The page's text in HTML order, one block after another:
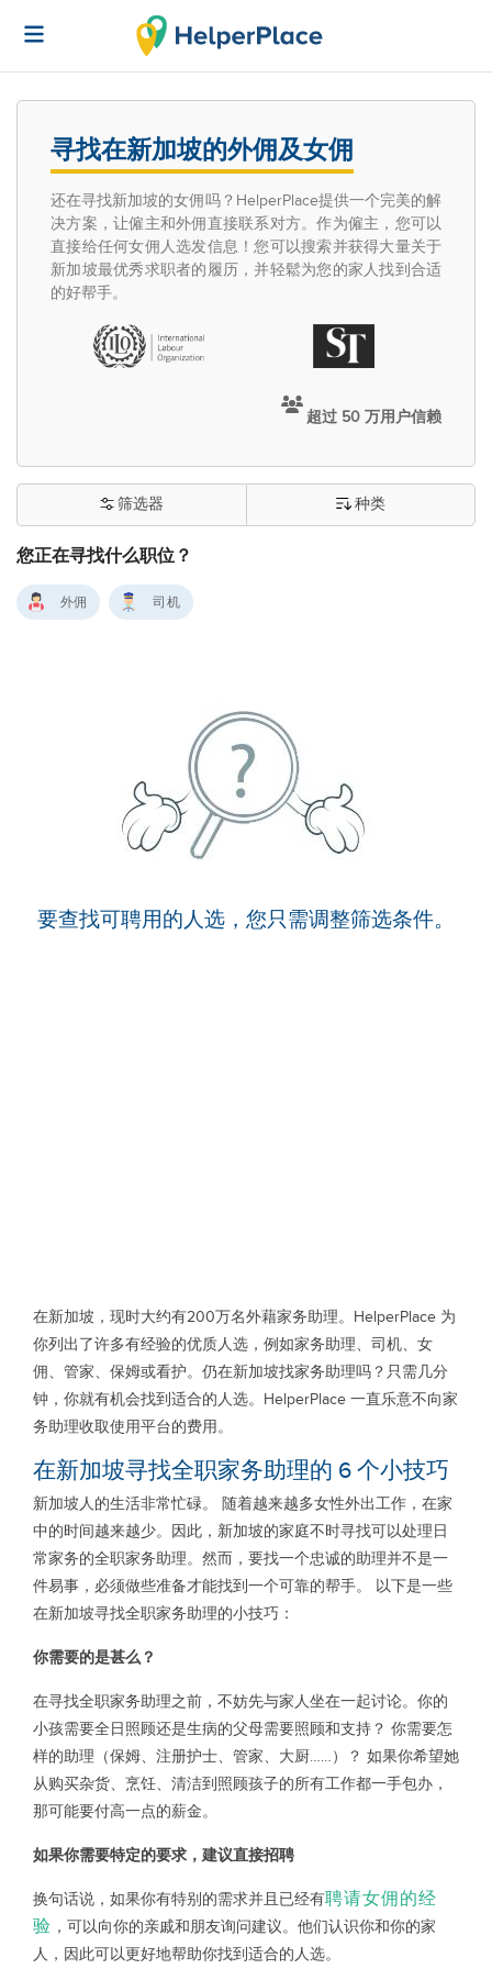
寻找在新加坡的外佣及女佣
还在寻找新加坡的女佣吗？HelperPlace提供一个完美的解
决方案，让僱主和外佣直接联系对方。作为僱主，您可以
直接给任何女佣人选发信息！您可以搜索并获得大量关于
新加坡最优秀求职者的履历，并轻鬆为您的家人找到合适
的好帮手。
超过 50 万用户信赖
您正在寻找什么职位？
筛选器 种类
外佣 司机
要查找可聘用的人选，您只需调整筛选条件。
在新加坡，现时大约有200万名外藉家务助理。HelperPlace 为
你列出了许多有经验的优质人选，例如家务助理、司机、女
佣、管家、保姆或看护。仍在新加坡找家务助理吗？只需几分
钟，你就有机会找到适合的人选。HelperPlace 一直乐意不向家
务助理收取使用平台的费用。
在新加坡寻找全职家务助理的 6 个小技巧
新加坡人的生活非常忙碌。 随着越来越多女性外出工作，在家
中的时间越来越少。因此，新加坡的家庭不时寻找可以处理日
常家务的全职家务助理。然而，要找一个忠诚的助理并不是一
件易事，必须做些准备才能找到一个可靠的帮手。 以下是一些
在新加坡寻找全职家务助理的小技巧：
你需要的是甚么？
在寻找全职家务助理之前，不妨先与家人坐在一起讨论。你的
小孩需要全日照顾还是生病的父母需要照顾和支持？ 你需要怎
样的助理（保姆、注册护士、管家、大厨……）？ 如果你希望她
从购买杂货、烹饪、清洁到照顾孩子的所有工作都一手包办，
那可能要付高一点的薪金。
如果你需要特定的要求，建议直接招聘
换句话说，如果你有特别的需求并且已经有聘请女佣的经
验 ，可以向你的亲戚和朋友询问建议。他们认识你和你的家
人，因此可以更好地帮助你找到适合的人选。